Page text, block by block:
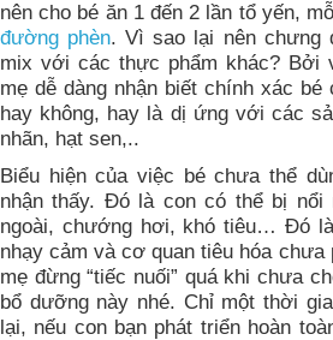
nên cho bé ăn 1 đến 2 lần tổ yến,
đường phèn. Vì sao lại nên chưng
mix với các thực phẩm khác? Bởi
mẹ dễ dàng nhận biết chính xác
hay không, hay là dị ứng với các
nhãn, hạt sen,..
Biểu hiện của việc bé chưa thể
nhận thấy. Đó là con có thể bị nổi
ngoài, chướng hơi, khó tiêu… Đó
nhạy cảm và cơ quan tiêu hóa chưa
mẹ đừng “tiếc nuối” quá khi chưa
bổ dưỡng này nhé. Chỉ một thời
lại, nếu con bạn phát triển hoàn